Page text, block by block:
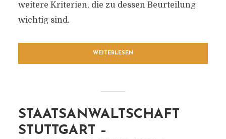
weitere Kriterien, die zu dessen Beurteilung
wichtig sind.
WEITERLESEN
STAATSANWALTSCHAFT
STUTTGART –